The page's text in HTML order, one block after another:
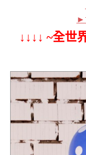
►
↓↓↓↓ ~全世